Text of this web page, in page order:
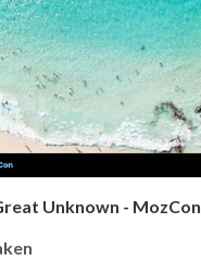
Unknown - MozCon